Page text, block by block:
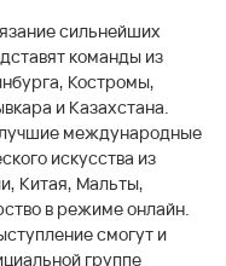
сильнейших
команды из
Костромы,
и Казахстана.
международные
искусства из
Китая, Мальты,
в режиме онлайн.
смогут и
группе